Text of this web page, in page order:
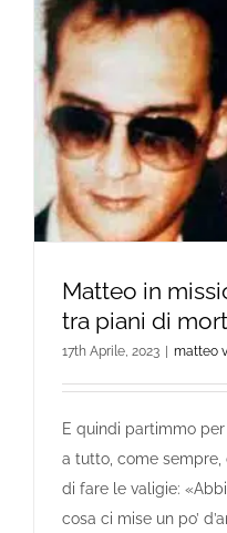
Matteo in
tra piani di
17th Aprile, 2023 matteo
E quindi partimmo
a tutto, come
di fare le valigie:
cosa ci mise un po’